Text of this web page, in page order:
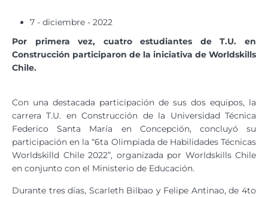
7 - diciembre - 2022
Por primera vez, cuatro estudiantes de T.U. en
Construcción participaron de la iniciativa de Worldskills
Chile.
Con una destacada participación de sus dos equipos, la
carrera T.U. en Construcción de la Universidad Técnica
Federico Santa María en Concepción, concluyó su
participación en la “6ta Olimpiada de Habilidades Técnicas
Worldskilld Chile 2022”, organizada por Worldskills Chile
en conjunto con el Ministerio de Educación.
Durante tres días, Scarleth Bilbao y Felipe Antinao, de 4to